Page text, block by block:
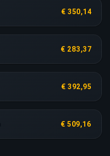
€ 350,14
€ 283,37
€ 392,95
€ 509,16